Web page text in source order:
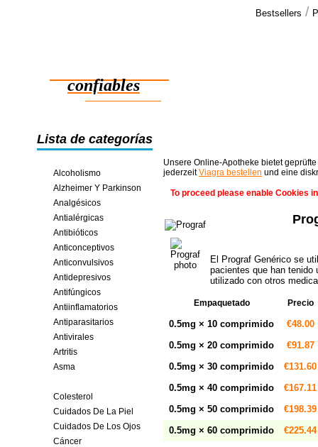
Bestsellers /
confiables
ahorros en línea
Lista de categorías
Alcoholismo
Alzheimer Y Parkinson
Analgésicos
Antialérgicas
Antibióticos
Anticonceptivos
Anticonvulsivos
Antidepresivos
Antifúngicos
Antiinflamatorios
Antiparasitarios
Antivirales
Artritis
Asma
Colesterol
Cuidados De La Piel
Cuidados De Los Ojos
Cáncer
Unsere Online-Apotheke bietet
jederzeitViagra bestellen und eine
To proceed please enable Cookies
El Prograf Genérico se
pacientes que han tenido
utilizado con otros
Empaquetado Precio
0.5mg × 10 comprimido
€48.00
0.5mg × 20 comprimido
€91.87
0.5mg × 30 comprimido
€131.60
0.5mg × 40 comprimido
€167.11
0.5mg × 50 comprimido
€198.39
0.5mg × 60 comprimido
€225.44